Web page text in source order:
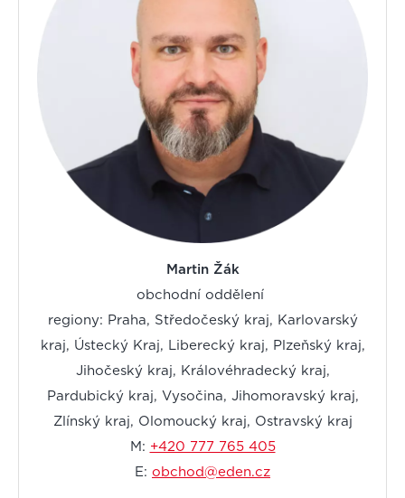
Martin Žák
obchodní oddělení
regiony: Praha, Středočeský kraj, Karlovarský
kraj, Ústecký Kraj, Liberecký kraj, Plzeňský kraj,
Jihočeský kraj, Královéhradecký kraj,
Pardubický kraj, Vysočina, Jihomoravský kraj,
Zlínský kraj, Olomoucký kraj, Ostravský kraj
M: +420 777 765 405
E: obchod@eden.cz